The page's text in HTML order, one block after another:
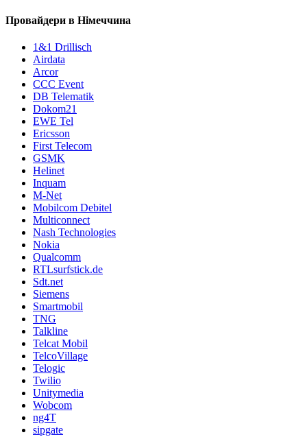
Провайдери в Німеччина
1&1 Drillisch
Airdata
Arcor
CCC Event
DB Telematik
Dokom21
EWE Tel
Ericsson
First Telecom
GSMK
Helinet
Inquam
M-Net
Mobilcom Debitel
Multiconnect
Nash Technologies
Nokia
Qualcomm
RTLsurfstick.de
Sdt.net
Siemens
Smartmobil
TNG
Talkline
Telcat Mobil
TelcoVillage
Telogic
Twilio
Unitymedia
Wobcom
ng4T
sipgate